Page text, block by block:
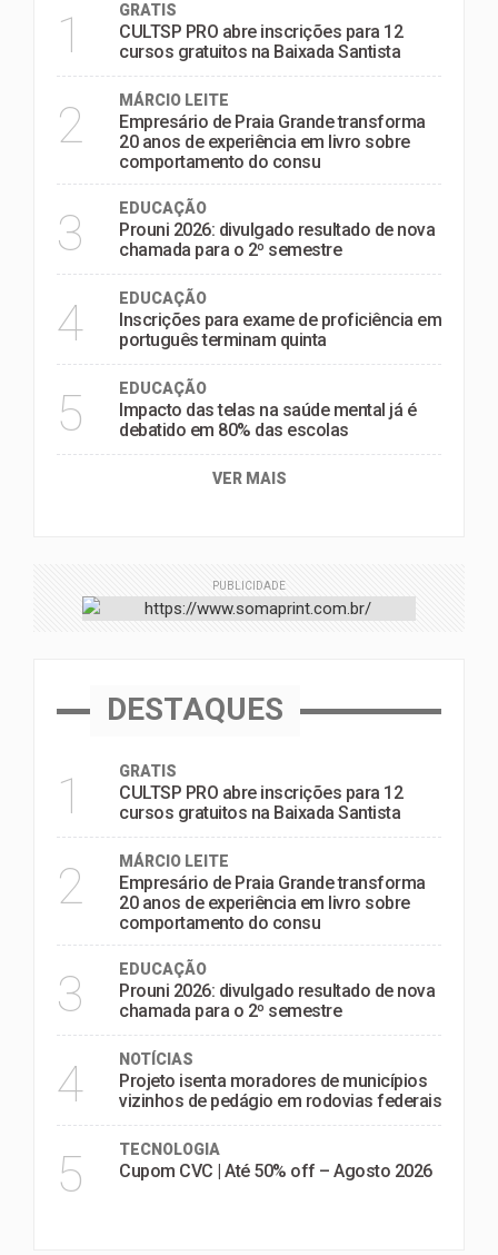
1 GRATIS
CULTSP PRO abre inscrições para 12
cursos gratuitos na Baixada Santista
2 MÁRCIO LEITE
Empresário de Praia Grande transforma
20 anos de experiência em livro sobre
comportamento do consu
3 EDUCAÇÃO
Prouni 2026: divulgado resultado de nova
chamada para o 2º semestre
4 EDUCAÇÃO
Inscrições para exame de proficiência em
português terminam quinta
5 EDUCAÇÃO
Impacto das telas na saúde mental já é
debatido em 80% das escolas
VER MAIS
PUBLICIDADE
DESTAQUES
1 GRATIS
CULTSP PRO abre inscrições para 12
cursos gratuitos na Baixada Santista
2 MÁRCIO LEITE
Empresário de Praia Grande transforma
20 anos de experiência em livro sobre
comportamento do consu
3 EDUCAÇÃO
Prouni 2026: divulgado resultado de nova
chamada para o 2º semestre
4 NOTÍCIAS
Projeto isenta moradores de municípios
vizinhos de pedágio em rodovias federais
5 TECNOLOGIA
Cupom CVC | Até 50% off – Agosto 2026